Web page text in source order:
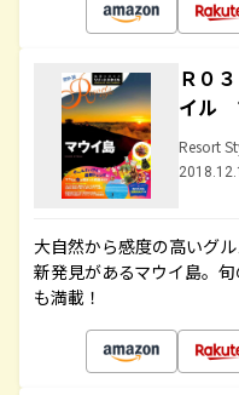
Ｒ０
イル
Resort
大自然から感度の高いグ
新発見があるマウイ島。
も満載！